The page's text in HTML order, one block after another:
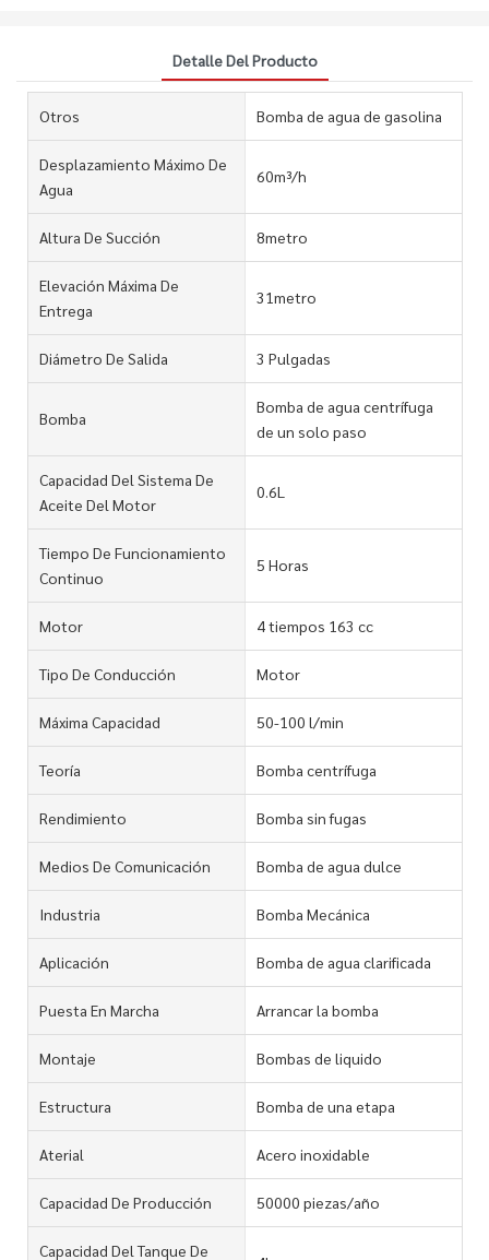
Detalle Del Producto
Otros Bomba de agua de gasolina
Desplazamiento Máximo De
Agua
60m³/h
Altura De Succión 8metro
Elevación Máxima De
Entrega
31metro
Diámetro De Salida 3 Pulgadas
Bomba
Bomba de agua centrífuga
de un solo paso
Capacidad Del Sistema De
Aceite Del Motor
0.6L
Tiempo De Funcionamiento
Continuo
5 Horas
Motor 4 tiempos 163 cc
Tipo De Conducción Motor
Máxima Capacidad 50-100 l/min
Teoría Bomba centrífuga
Rendimiento Bomba sin fugas
Medios De Comunicación Bomba de agua dulce
Industria Bomba Mecánica
Aplicación Bomba de agua clarificada
Puesta En Marcha Arrancar la bomba
Montaje Bombas de liquido
Estructura Bomba de una etapa
Aterial Acero inoxidable
Capacidad De Producción 50000 piezas/año
Capacidad Del Tanque De